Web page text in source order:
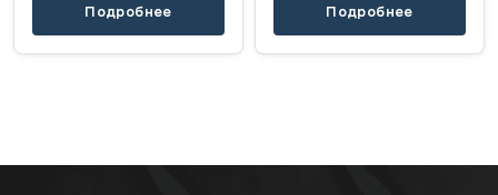
Подробнее Подробнее